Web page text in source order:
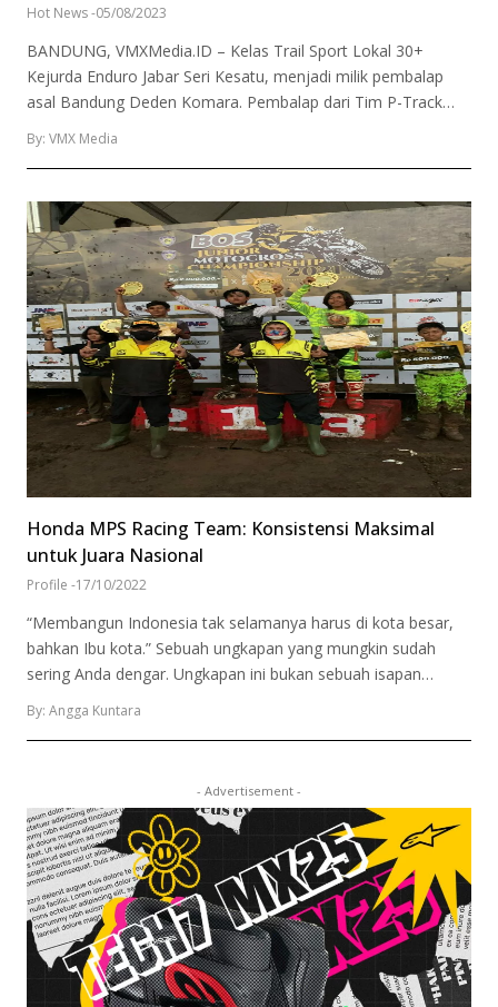
Hot News-05/08/2023
BANDUNG, VMXMedia.ID – Kelas Trail Sport Lokal 30+
Kejurda Enduro Jabar Seri Kesatu, menjadi milik pembalap
asal Bandung Deden Komara. Pembalap dari Tim P-Track…
By: VMX Media
Honda MPS Racing Team: Konsistensi Maksimal
untuk Juara Nasional
Profile -17/10/2022
“Membangun Indonesia tak selamanya harus di kota besar,
bahkan Ibu kota.” Sebuah ungkapan yang mungkin sudah
sering Anda dengar. Ungkapan ini bukan sebuah isapan…
By: Angga Kuntara
- Advertisement -